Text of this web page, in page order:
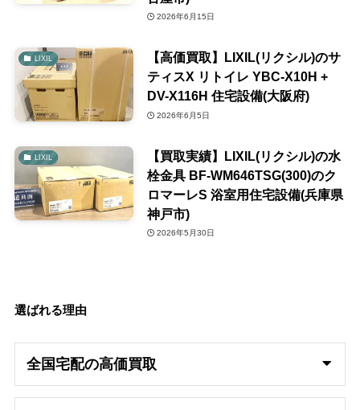
2026年6月15日
LIXIL
【高価買取】LIXIL(リクシル)のサ
ティスX リトイレ YBC-X10H +
DV-X116H 住宅設備(大阪府)
2026年6月5日
LIXIL
【買取実績】LIXIL(リクシル)の水
栓金具 BF-WM646TSG(300)のク
ロマーレS 浴室用住宅設備(兵庫県
神戸市)
2026年5月30日
選ばれる理由
全国宅配の高価買取